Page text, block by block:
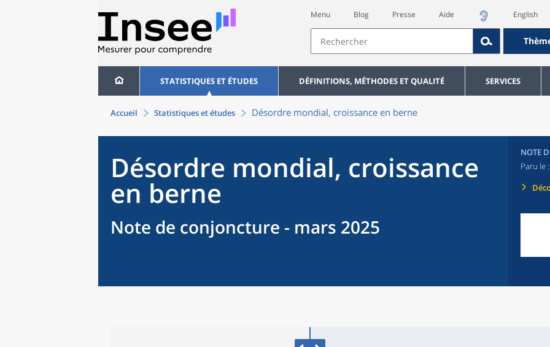
Menu Blog Presse Aide English
STATISTIQUES ET ÉTUDES DÉFINITIONS, MÉTHODES ET QUALITÉ SERVICES
Accueil Statistiques et études Désordre mondial, croissance en berne
Désordre mondial, croissance
en berne
Note de conjoncture - mars 2025
NOTE
Paru le